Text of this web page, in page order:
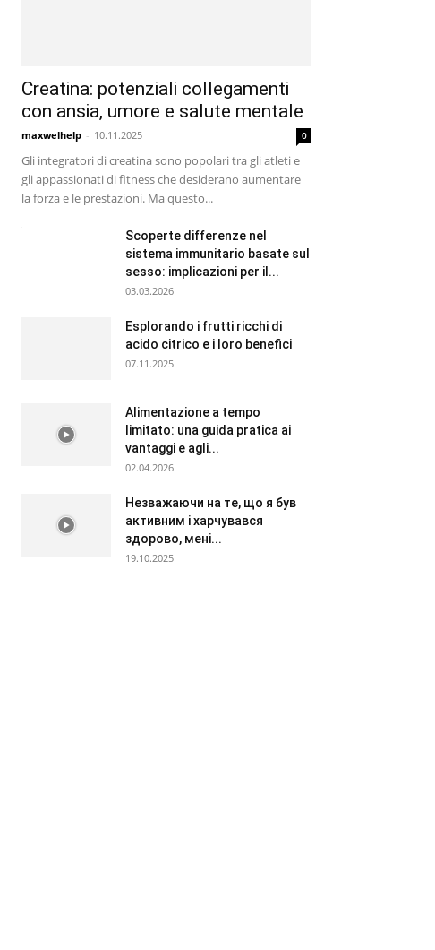
Creatina: potenziali collegamenti
con ansia, umore e salute mentale
maxwelhelp - 10.11.2025 0
Gli integratori di creatina sono popolari tra gli atleti e
gli appassionati di fitness che desiderano aumentare
la forza e le prestazioni. Ma questo...
Scoperte differenze nel
sistema immunitario basate sul
sesso: implicazioni per il...
03.03.2026
Esplorando i frutti ricchi di
acido citrico e i loro benefici
07.11.2025
Alimentazione a tempo
limitato: una guida pratica ai
vantaggi e agli...
02.04.2026
Незважаючи на те, що я був
активним і харчувався
здорово, мені...
19.10.2025